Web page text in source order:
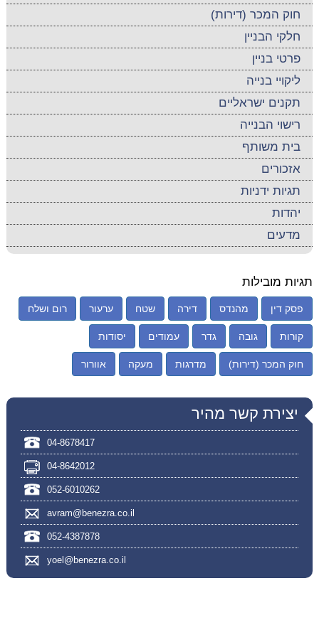
חוק המכר (דירות)
חלקי הבניין
פרטי בניין
ליקויי בנייה
תקנים ישראליים
רישוי הבנייה
בית משותף
אזכורים
תגיות ידניות
יהדות
מדעים
תגיות מובילות
פסק דין מהנדס דירה שטח ערעור רום ושלח
קורות גובה גדר עמודים יסודות
חוק המכר (דירות) מדרגות מעקה אוורור
יצירת קשר מהיר
04-8678417
04-8642012
052-6010262
avram@benezra.co.il
052-4387878
yoel@benezra.co.il